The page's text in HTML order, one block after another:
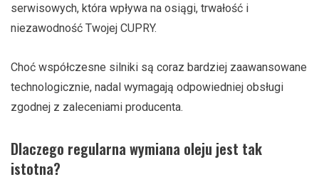
serwisowych, która wpływa na osiągi, trwałość i
niezawodność Twojej CUPRY.
Choć współczesne silniki są coraz bardziej zaawansowane
technologicznie, nadal wymagają odpowiedniej obsługi
zgodnej z zaleceniami producenta.
Dlaczego regularna wymiana oleju jest tak
istotna?